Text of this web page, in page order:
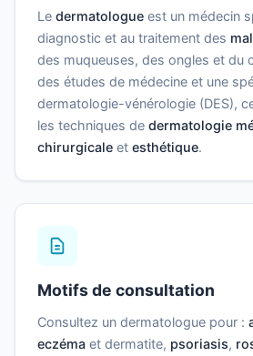
Le dermatologue est un médecin
diagnostic et au traitement des
des muqueuses, des ongles et du
des études de médecine et une
dermatologie-vénérologie (DES),
les techniques de dermatologie
chirurgicale et esthétique.
Motifs de consultation
Consultez un dermatologue pour :
eczéma et dermatite, psoriasis,